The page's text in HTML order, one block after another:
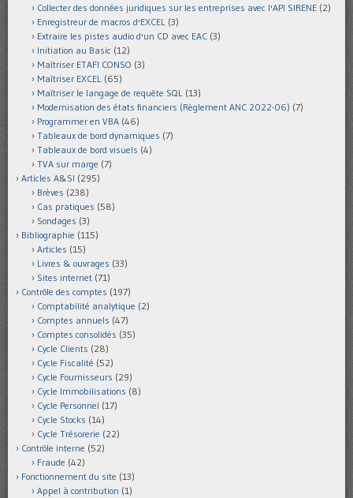
Collecter des données juridiques sur les entreprises avec l'API SIRENE (2)
Enregistreur de macros d'EXCEL (3)
Extraire les pistes audio d'un CD avec EAC (3)
Initiation au Basic (12)
Maîtriser ETAFI CONSO (3)
Maîtriser EXCEL (65)
Maîtriser le langage de requête SQL (13)
Modernisation des états financiers (Règlement ANC 2022-06) (7)
Programmer en VBA (46)
Tableaux de bord dynamiques (7)
Tableaux de bord visuels (4)
TVA sur marge (7)
Articles A&SI (295)
Brèves (238)
Cas pratiques (58)
Sondages (3)
Bibliographie (115)
Articles (15)
Livres & ouvrages (33)
Sites internet (71)
Contrôle des comptes (197)
Comptabilité analytique (2)
Comptes annuels (47)
Comptes consolidés (35)
Cycle Clients (28)
Cycle Fiscalité (52)
Cycle Fournisseurs (29)
Cycle Immobilisations (8)
Cycle Personnel (17)
Cycle Stocks (14)
Cycle Trésorerie (22)
Contrôle interne (52)
Fraude (42)
Fonctionnement du site (13)
Appel à contribution (1)